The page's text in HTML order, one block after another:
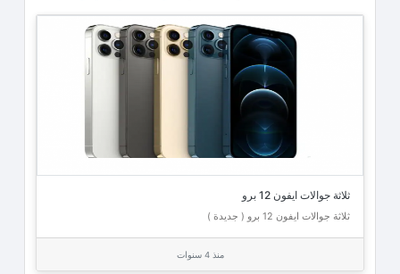
ثلاثة جوالات ايفون 12 برو
ثلاثة جوالات ايفون 12 برو ( جديدة )
منذ 4 سنوات